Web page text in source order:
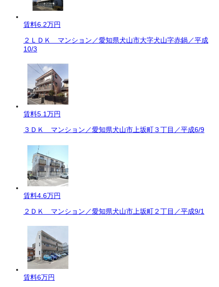
賃料6.2万円
２ＬＤＫ マンション／愛知県犬山市大字犬山字赤鍋／平成
10/3
賃料5.1万円
３ＤＫ マンション／愛知県犬山市上坂町３丁目／平成6/9
賃料4.6万円
２ＤＫ マンション／愛知県犬山市上坂町２丁目／平成9/1
賃料6万円